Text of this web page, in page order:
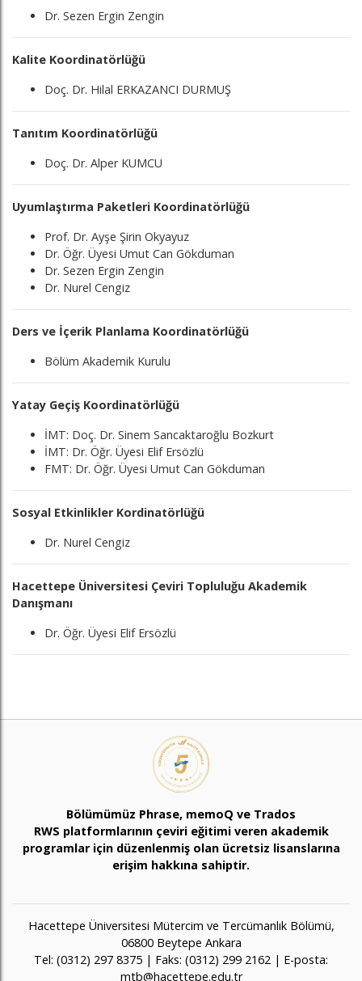
Dr. Sezen Ergin Zengin
Kalite Koordinatörlüğü
Doç. Dr. Hilal ERKAZANCI DURMUŞ
Tanıtım Koordinatörlüğü
Doç. Dr. Alper KUMCU
Uyumlaştırma Paketleri Koordinatörlüğü
Prof. Dr. Ayşe Şirin Okyayuz
Dr. Öğr. Üyesi Umut Can Gökduman
Dr. Sezen Ergin Zengin
Dr. Nurel Cengiz
Ders ve İçerik Planlama Koordinatörlüğü
Bölüm Akademik Kurulu
Yatay Geçiş Koordinatörlüğü
İMT: Doç. Dr. Sinem Sancaktaroğlu Bozkurt
İMT: Dr. Öğr. Üyesi Elif Ersözlü
FMT: Dr. Öğr. Üyesi Umut Can Gökduman
Sosyal Etkinlikler Kordinatörlüğü
Dr. Nurel Cengiz
Hacettepe Üniversitesi Çeviri Topluluğu Akademik
Danışmanı
Dr. Öğr. Üyesi Elif Ersözlü
Bölümümüz Phrase, memoQ ve Trados
RWS platformlarının çeviri eğitimi veren akademik
programlar için düzenlenmiş olan ücretsiz lisanslarına
erişim hakkına sahiptir.
Hacettepe Üniversitesi Mütercim ve Tercümanlık Bölümü,
06800 Beytepe Ankara
Tel: (0312) 297 8375 | Faks: (0312) 299 2162 | E-posta:
mtb@hacettepe.edu.tr